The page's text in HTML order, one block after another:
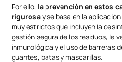
Por ello, la prevención en estos
rigurosay se basa en la
muy estrictos que incluyen la
gestión segura de los residuos, la
inmunológica y el uso de barreras
guantes, batas y mascarillas.